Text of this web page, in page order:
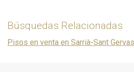
Búsquedas Relacionadas
Pisos en venta en Sarrià-Sant